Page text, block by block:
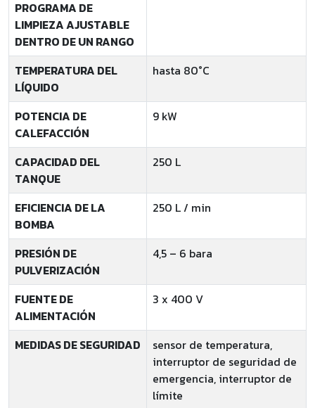
PROGRAMA DE
LIMPIEZA AJUSTABLE
DENTRO DE UN RANGO
TEMPERATURA DEL
LÍQUIDO
hasta 80°C
POTENCIA DE
CALEFACCIÓN
9 kW
CAPACIDAD DEL
TANQUE
250 L
EFICIENCIA DE LA
BOMBA
250 L / min
PRESIÓN DE
PULVERIZACIÓN
4,5 – 6 bara
FUENTE DE
ALIMENTACIÓN
3 x 400 V
MEDIDAS DE SEGURIDAD
sensor de temperatura,
interruptor de seguridad de
emergencia, interruptor de
límite